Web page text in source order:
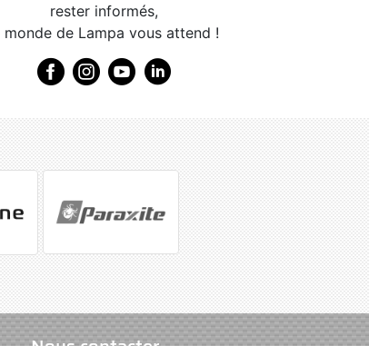
rester informés,
monde de Lampa vous attend !